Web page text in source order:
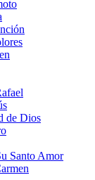
de Dios
Santo Amor